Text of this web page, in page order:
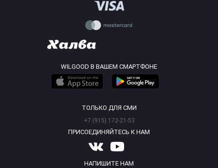
WILGOOD В ВАШЕМ СМАРТФОНЕ
ТОЛЬКО ДЛЯ СМИ
+7 (915) 172-21-53
ПРИСОЕДИНЯЙТЕСЬ К НАМ
НАПИШИТЕ НАМ